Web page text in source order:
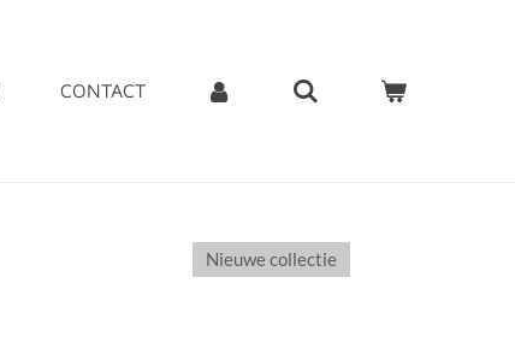
CONTACT
Nieuwe collectie